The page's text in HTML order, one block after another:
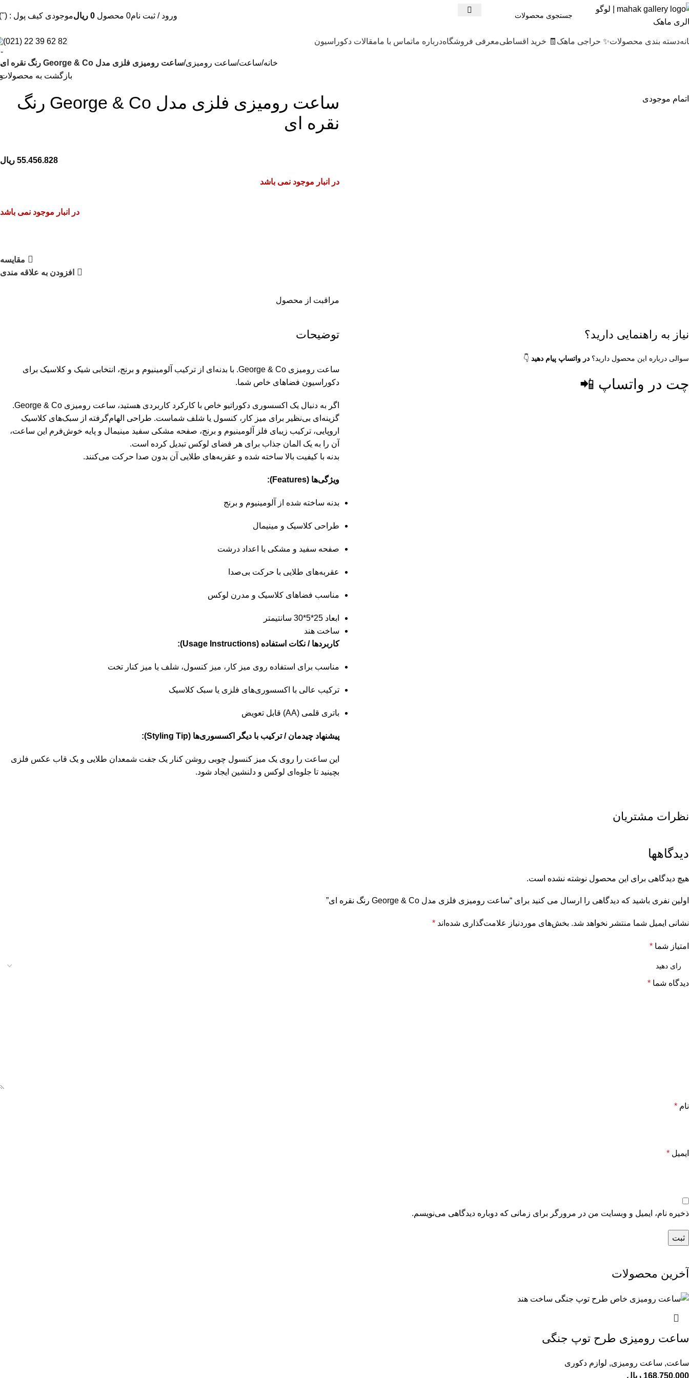
ورود / ثبت نام0 محصول 0 ریالموجودی کیف پول :
دسته بندی محصولات✨ حراجی ماهک 🧾 خرید اقساطیمعرفی فروشگاهدرباره ماتماس با مامقالات دکوراسیون 82 62 39 22 (021)
خانه ساعت ساعت رومیزی ساعت رومیزی فلزی مدل George & Co رنگ نقره ای
بازگشت به محصولات
اتمام موجودی
ساعت رومیزی فلزی مدل George & Co رنگ
نقره ای
55.456.828 ریال
در انبار موجود نمی باشد
در انبار موجود نمی باشد
مقایسه
افزودن به علاقه مندی
مراقبت از محصول
نیاز به راهنمایی دارید؟
سوالی درباره این محصول دارید؟ در واتساپ پیام دهید 👇
چت در واتساپ 📲
توضیحات
ساعت رومیزی George & Co. با بدنه‌ای از ترکیب آلومینیوم و برنج، انتخابی شیک و کلاسیک برای
دکوراسیون فضاهای خاص شما.
اگر به دنبال یک اکسسوری دکوراتیو خاص با کارکرد کاربردی هستید، ساعت رومیزی George & Co.
گزینه‌ای بی‌نظیر برای میز کار، کنسول یا شلف شماست. طراحی الهام‌گرفته از سبک‌های کلاسیک
اروپایی، ترکیب زیبای فلز آلومینیوم و برنج، صفحه مشکی سفید مینیمال و پایه خوش‌فرم این ساعت،
آن را به یک المان جذاب برای هر فضای لوکس تبدیل کرده است.
بدنه با کیفیت بالا ساخته شده و عقربه‌های طلایی آن بدون صدا حرکت می‌کنند.
ویژگی‌ها (Features):
بدنه ساخته شده از آلومینیوم و برنج
طراحی کلاسیک و مینیمال
صفحه سفید و مشکی با اعداد درشت
عقربه‌های طلایی با حرکت بی‌صدا
مناسب فضاهای کلاسیک و مدرن لوکس
ابعاد 25*5*30 سانتیمتر
ساخت هند
کاربردها / نکات استفاده (Usage Instructions):
مناسب برای استفاده روی میز کار، میز کنسول، شلف یا میز کنار تخت
ترکیب عالی با اکسسوری‌های فلزی یا سبک کلاسیک
باتری قلمی (AA) قابل تعویض
پیشنهاد چیدمان / ترکیب با دیگر اکسسوری‌ها (Styling Tip):
این ساعت را روی یک میز کنسول چوبی روشن کنار یک جفت شمعدان طلایی و یک قاب عکس فلزی
بچینید تا جلوه‌ای لوکس و دلنشین ایجاد شود.
نظرات مشتریان
دیدگاهها
هیچ دیدگاهی برای این محصول نوشته نشده است.
اولین نفری باشید که دیدگاهی را ارسال می کنید برای “ساعت رومیزی فلزی مدل George & Co رنگ نقره ای”
نشانی ایمیل شما منتشر نخواهد شد. بخش‌های موردنیاز علامت‌گذاری شده‌اند *
امتیاز شما *
دیدگاه شما *
نام *
ایمیل *
ذخیره نام، ایمیل و وبسایت من در مرورگر برای زمانی که دوباره دیدگاهی می‌نویسم.
آخرین محصولات
ساعت رومیزی طرح توپ جنگی
ساعت, ساعت رومیزی, لوازم دکوری
168.750.000 ریال